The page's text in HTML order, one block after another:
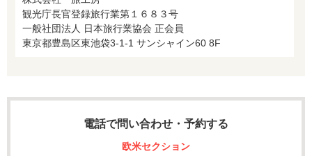
観光庁長官登録旅行業第１６８３号
一般社団法人 日本旅行業協会 正会員
東京都豊島区東池袋3-1-1 サンシャイン60 8F
電話で問い合わせ・予約する
欧米セクション